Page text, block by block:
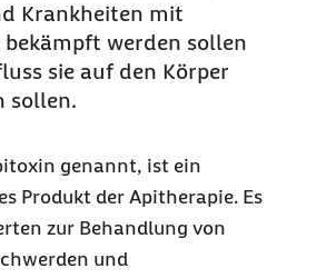
Krankheiten mit
werden sollen
sie auf den Körper
sollen.
genannt, ist ein
Produkt der Apitherapie. Es
zur Behandlung von
und